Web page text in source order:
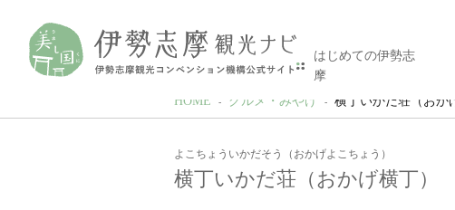
はじめての伊勢志
摩
HOME
グルメ・みやげ 横丁いかだ荘（おか
よこちょういかだそう（おかげよこちょう）
横丁いかだ荘（おかげ横丁）